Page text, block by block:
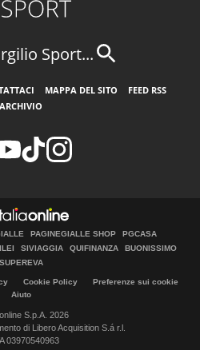
Sport...
MAPPA DEL SITO
FEED RSS
ARCHIVIO
PAGINEGIALLE SHOP
PGCASA
SIVIAGGIA QUIFINANZA
BUONISSIMO
SUPEREVA
Cookie Policy
Preferenze sui cookie
Aiuto
S.p.A. 2026
di Libero Acquisition S.á r.l.
03970540963